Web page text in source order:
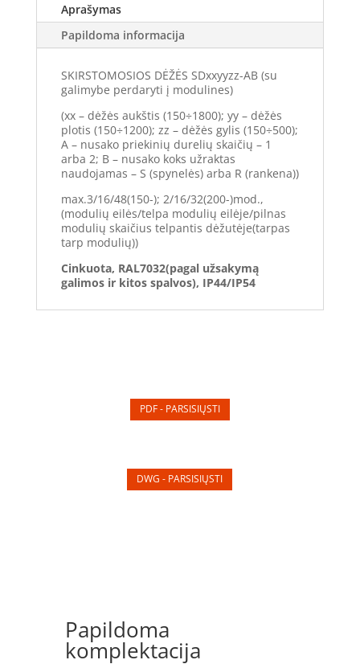
Aprašymas
Papildoma informacija
SKIRSTOMOSIOS DĖŽĖS SDxxyyzz-AB (su
galimybe perdaryti į modulines)
(xx – dėžės aukštis (150÷1800); yy – dėžės
plotis (150÷1200); zz – dėžės gylis (150÷500);
A – nusako priekinių durelių skaičių – 1
arba 2; B – nusako koks užraktas
naudojamas – S (spynelės) arba R (rankena))
max.3/16/48(150-); 2/16/32(200-)mod.,
(modulių eilės/telpa modulių eilėje/pilnas
modulių skaičius telpantis dėžutėje(tarpas
tarp modulių))
Cinkuota, RAL7032(pagal užsakymą
galimos ir kitos spalvos), IP44/IP54
PDF - PARSISIŲSTI
DWG - PARSISIŲSTI
Papildoma
komplektacija